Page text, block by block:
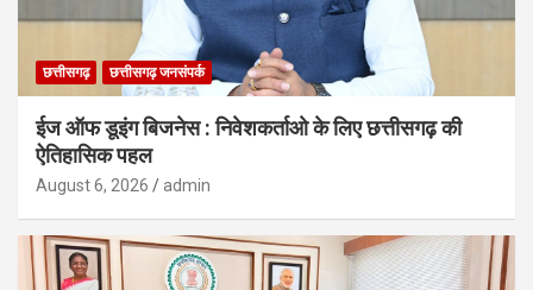
छत्तीसगढ़ छत्तीसगढ़ जनसंपर्क
ईज ऑफ डूइंग बिजनेस : निवेशकर्ताओ के लिए छत्तीसगढ़ की
ऐतिहासिक पहल
August 6, 2026 admin